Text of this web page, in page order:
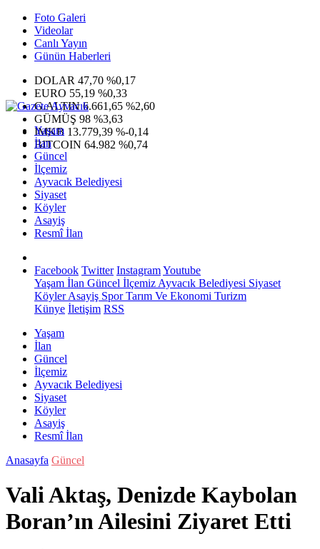
Foto Galeri
Videolar
Canlı Yayın
Günün Haberleri
DOLAR 47,70 %0,17
EURO 55,19 %0,33
G.ALTIN6.661,65 %2,60
GÜMÜŞ 98 %3,63
IMKB 13.779,39 %-0,14
BITCOIN 64.982 %0,74
Yaşam
İlan
Güncel
İlçemiz
Ayvacık Belediyesi
Siyaset
Köyler
Asayiş
Resmî İlan
Facebook Twitter InstagramYoutube
Yaşam İlan Güncel İlçemiz Ayvacık Belediyesi Siyaset
KöylerAsayiş SporTarım Ve Ekonomi Turizm
Künye İletişim RSS
Yaşam
İlan
Güncel
İlçemiz
Ayvacık Belediyesi
Siyaset
Köyler
Asayiş
Resmî İlan
Anasayfa Güncel
Vali Aktaş, Denizde Kaybolan
Boran’ın Ailesini Ziyaret Etti